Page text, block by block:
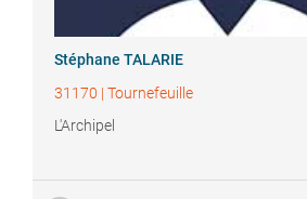
Stéphane TALARIE
31170 | Tournefeuille
L'Archipel